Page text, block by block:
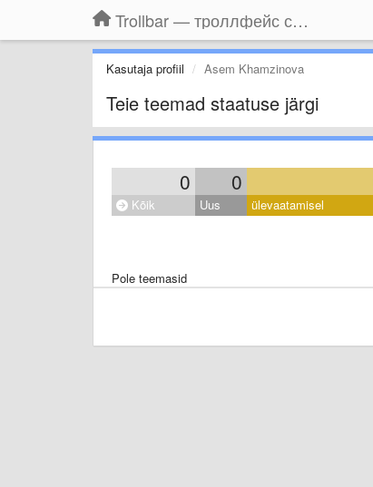
Trollbar — троллфейс смайлы для Контакта, Фейсбука, Одноклассников
Kasutaja profiil Asem Khamzinova
Teie teemad staatuse järgi
0 0
Kõik Uus ülevaatamisel
Pole teemasid